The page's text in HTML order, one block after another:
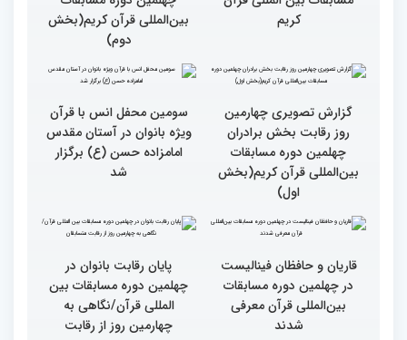
چهارم)
سوم)
روز چهارم چهلمین دوره
مسابقات بین المللی قرآن
کریم
روز رقابت بخش برادران
چهلمین دوره مسابقات
بین‌المللی قرآن کریم(بخش
دوم)
روز رقابت بخش برادران
چهلمین دوره مسابقات
بین‌المللی قرآن کریم(بخش
اول)
ویژه بانوان در آستان مقدس
امامزاده حسن (ع) برگزار
شد